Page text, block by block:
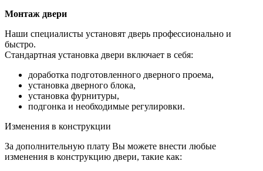
Монтаж двери
Наши специалисты установят дверь профессионально и
быстро.
Стандартная установка двери включает в себя:
доработка подготовленного дверного проема,
установка дверного блока,
установка фурнитуры,
подгонка и необходимые регулировки.
Изменения в конструкции
За дополнительную плату Вы можете внести любые
изменения в конструкцию двери, такие как: